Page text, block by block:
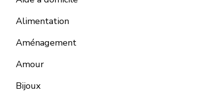
Alimentation
Aménagement
Amour
Bijoux